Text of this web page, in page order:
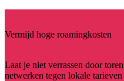
Vermijd hoge roamingkosten
Laat je niet verrassen door
netwerken tegen lokale